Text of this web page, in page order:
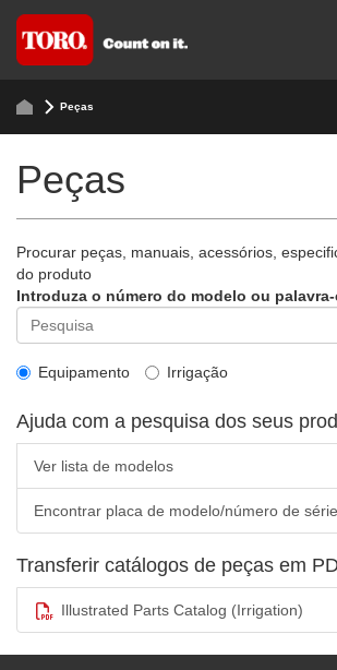
Peças
Peças
Procurar peças, manuais, acessórios,
do produto
Introduza o número do modelo ou
Equipamento Irrigação
Ajuda com a pesquisa dos seus
Ver lista de modelos
Encontrar placa de modelo/número de série
Transferir catálogos de peças em
Illustrated Parts Catalog (Irrigation)